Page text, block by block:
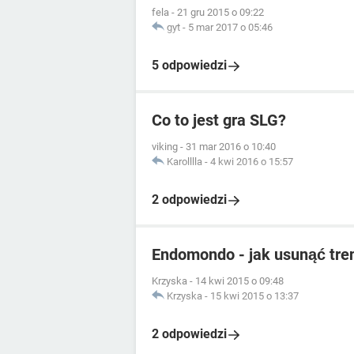
fela - 21 gru 2015 o 09:22
gyt - 5 mar 2017 o 05:46
5 odpowiedzi
Co to jest gra SLG?
viking - 31 mar 2016 o 10:40
Karolllla - 4 kwi 2016 o 15:57
2 odpowiedzi
Endomondo - jak usunąć
Krzyska - 14 kwi 2015 o 09:48
Krzyska - 15 kwi 2015 o 13:37
2 odpowiedzi